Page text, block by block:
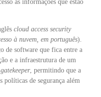
às informações que estão
cloud access security
à nuvem, em português).
de software que fica entre a
e a infraestrutura de um
gatekeeper, permitindo que a
políticas de segurança além